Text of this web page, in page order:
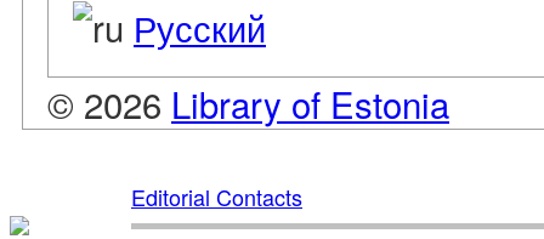
Русский
© 2026 Library of Estonia
Editorial Contacts